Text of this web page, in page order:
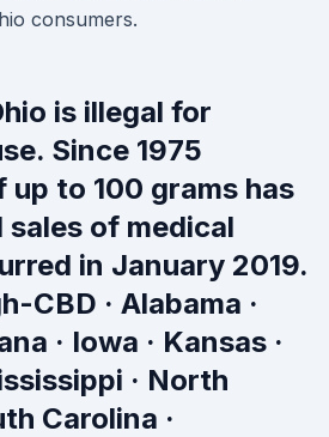
consumers.
is illegal for
Since 1975
up to 100 grams has
of medical
in January 2019.
CBD · Alabama ·
· Iowa · Kansas ·
· North
Carolina ·